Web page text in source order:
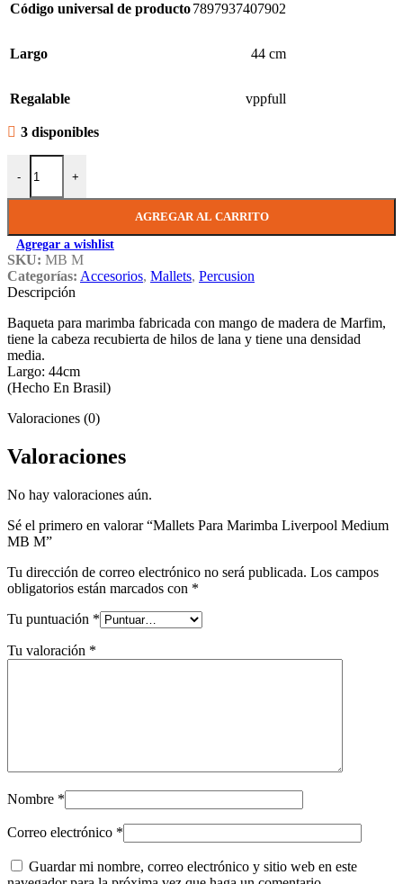
Código universal de producto7897937407902
Largo 44 cm
Regalable vppfull
3 disponibles
-
Mallets Para Marimba Liverpool Medium MB M cantidad
+
AGREGAR AL CARRITO
Agregar a wishlist
SKU: MB M
Categorías: Accesorios, Mallets, Percusion
Descripción
Baqueta para marimba fabricada con mango de madera de Marfim,
tiene la cabeza recubierta de hilos de lana y tiene una densidad
media.
Largo: 44cm
(Hecho En Brasil)
Valoraciones (0)
Valoraciones
No hay valoraciones aún.
Sé el primero en valorar “Mallets Para Marimba Liverpool Medium
MB M”
Tu dirección de correo electrónico no será publicada. Los campos
obligatorios están marcados con *
Tu puntuación *
Tu valoración *
Nombre *
Correo electrónico *
Guardar mi nombre, correo electrónico y sitio web en este